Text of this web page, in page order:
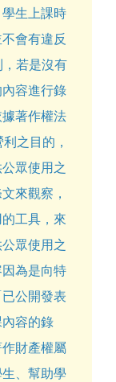
生上課時
會有違反
若是沒有
容進行錄
著作權法
之目的，
眾使用之
來觀察，
工具，來
眾使用之
為是向特
公開發表
容的錄
財產權屬
、幫助學